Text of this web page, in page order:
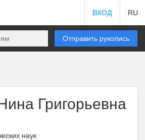
ВХОД RU
Отправить рукопись
Григорьевна
наук